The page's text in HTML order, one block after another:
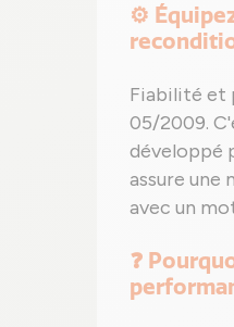
⚙️
Fiabilité et
05/2009.
développé
assure
avec un
❓